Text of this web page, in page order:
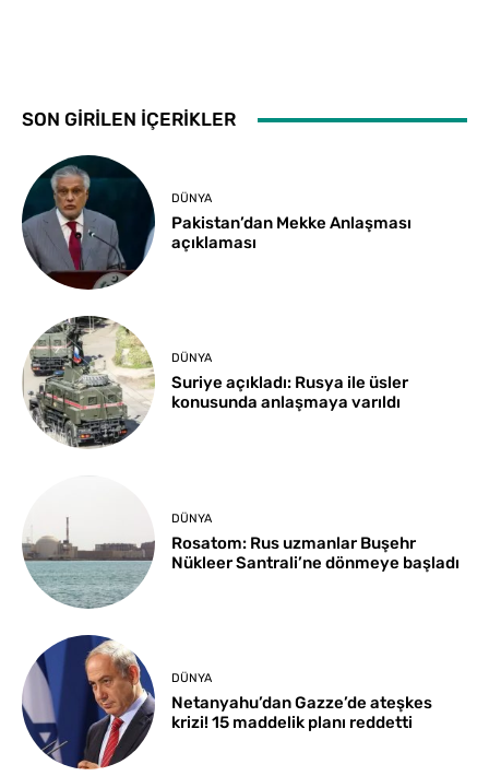
SON GİRİLEN İÇERİKLER
DÜNYA
Pakistan’dan Mekke Anlaşması
açıklaması
DÜNYA
Suriye açıkladı: Rusya ile üsler
konusunda anlaşmaya varıldı
DÜNYA
Rosatom: Rus uzmanlar Buşehr
Nükleer Santrali’ne dönmeye başladı
DÜNYA
Netanyahu’dan Gazze’de ateşkes
krizi! 15 maddelik planı reddetti